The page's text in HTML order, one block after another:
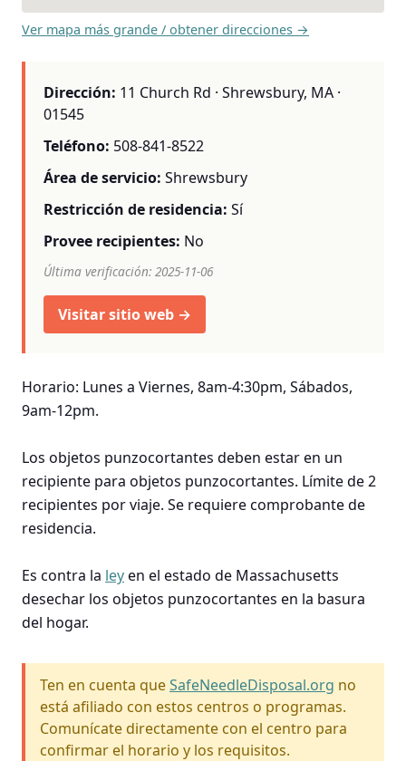
Ver mapa más grande / obtener direcciones →
Dirección: 11 Church Rd · Shrewsbury, MA ·
01545
Teléfono: 508-841-8522
Área de servicio: Shrewsbury
Restricción de residencia: Sí
Provee recipientes: No
Última verificación: 2025-11-06
Visitar sitio web →
Horario: Lunes a Viernes, 8am-4:30pm, Sábados,
9am-12pm.
Los objetos punzocortantes deben estar en un
recipiente para objetos punzocortantes. Límite de 2
recipientes por viaje. Se requiere comprobante de
residencia.
Es contra la leyen el estado de Massachusetts
desechar los objetos punzocortantes en la basura
del hogar.
Ten en cuenta queSafeNeedleDisposal.org no
está afiliado con estos centros o programas.
Comunícate directamente con el centro para
confirmar el horario y los requisitos.